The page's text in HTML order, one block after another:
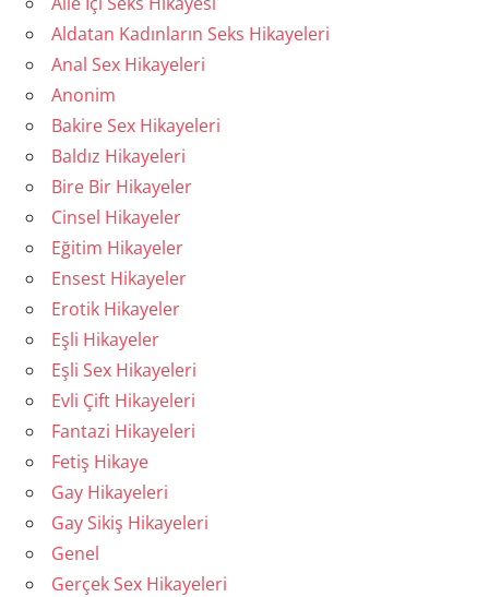
Aldatan Kadınların Seks Hikayeleri
Anal Sex Hikayeleri
Anonim
Bakire Sex Hikayeleri
Baldız Hikayeleri
Bire Bir Hikayeler
Cinsel Hikayeler
Eğitim Hikayeler
Ensest Hikayeler
Erotik Hikayeler
Eşli Hikayeler
Eşli Sex Hikayeleri
Evli Çift Hikayeleri
Fantazi Hikayeleri
Fetiş Hikaye
Gay Hikayeleri
Gay Sikiş Hikayeleri
Genel
Gerçek Sex Hikayeleri